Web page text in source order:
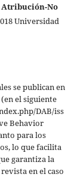
Atribución-No
Universidad
se publican en
el siguiente
DAB/iss
Behavior
para los
lo que facilita
garantiza la
en el caso